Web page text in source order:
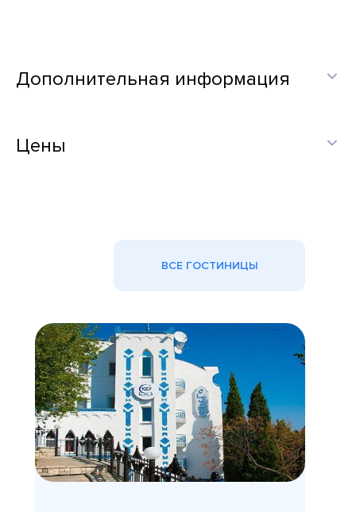
Дополнительная информация
Цены
ВСЕ ГОСТИНИЦЫ